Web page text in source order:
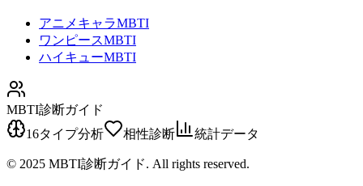
アニメキャラMBTI
ワンピースMBTI
ハイキューMBTI
MBTI診断ガイド
16タイプ分析
相性診断 統計データ
© 2025 MBTI診断ガイド. All rights reserved.